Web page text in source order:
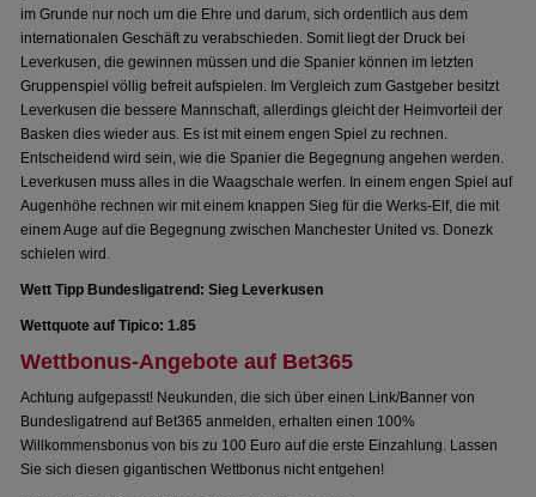
im Grunde nur noch um die Ehre und darum, sich ordentlich aus dem
internationalen Geschäft zu verabschieden. Somit liegt der Druck bei
Leverkusen, die gewinnen müssen und die Spanier können im letzten
Gruppenspiel völlig befreit aufspielen. Im Vergleich zum Gastgeber besitzt
Leverkusen die bessere Mannschaft, allerdings gleicht der Heimvorteil der
Basken dies wieder aus. Es ist mit einem engen Spiel zu rechnen.
Entscheidend wird sein, wie die Spanier die Begegnung angehen werden.
Leverkusen muss alles in die Waagschale werfen. In einem engen Spiel auf
Augenhöhe rechnen wir mit einem knappen Sieg für die Werks-Elf, die mit
einem Auge auf die Begegnung zwischen Manchester United vs. Donezk
schielen wird.
Wett Tipp Bundesligatrend: Sieg Leverkusen
Wettquote auf Tipico: 1.85
Wettbonus-Angebote auf Bet365
Achtung aufgepasst! Neukunden, die sich über einen Link/Banner von
Bundesligatrend auf Bet365 anmelden, erhalten einen 100%
Willkommensbonus von bis zu 100 Euro auf die erste Einzahlung. Lassen
Sie sich diesen gigantischen Wettbonus nicht entgehen!